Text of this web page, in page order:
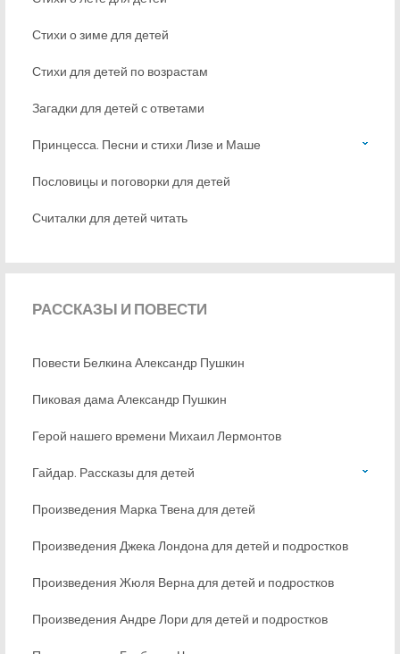
Стихи о зиме для детей
Стихи для детей по возрастам
Загадки для детей с ответами
Принцесса. Песни и стихи Лизе и Маше
Пословицы и поговорки для детей
Считалки для детей читать
РАССКАЗЫ И ПОВЕСТИ
Повести Белкина Александр Пушкин
Пиковая дама Александр Пушкин
Герой нашего времени Михаил Лермонтов
Гайдар. Рассказы для детей
Произведения Марка Твена для детей
Произведения Джека Лондона для детей и подростков
Произведения Жюля Верна для детей и подростков
Произведения Андре Лори для детей и подростков